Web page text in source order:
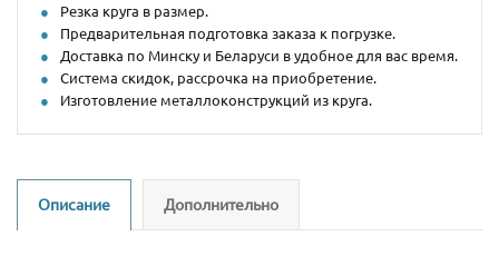
Резка круга в размер.
Предварительная подготовка заказа к погрузке.
Доставка по Минску и Беларуси в удобное для вас время.
Система скидок, рассрочка на приобретение.
Изготовление металлоконструкций из круга.
Описание Дополнительно